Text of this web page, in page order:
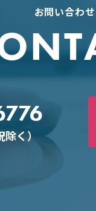
お問い合わせ
く）